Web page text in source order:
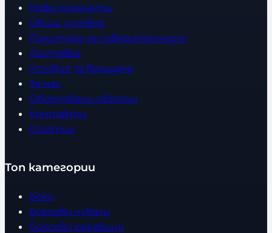
Нови продукти
Общи условия
Политика за поверителност
Доставка
Условия за връщане
За нас
Оборудвани обекти
Контакти
Статии
Топ категории
Бокс
Боксови чували
Боксови ръкавици